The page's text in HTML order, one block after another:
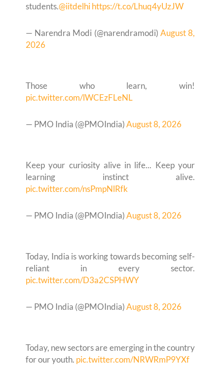
students.@iitdelhihttps://t.co/Lhuq4yUzJW
— Narendra Modi (@narendramodi) August 8,
2026
Those who learn, win!
pic.twitter.com/lWCEzFLeNL
— PMO India (@PMOIndia)August 8, 2026
Keep your curiosity alive in life... Keep your
learning instinct alive.
pic.twitter.com/nsPmpNlRfk
— PMO India (@PMOIndia)August 8, 2026
Today, India is working towards becoming self-
reliant in every sector.
pic.twitter.com/D3a2CSPHWY
— PMO India (@PMOIndia)August 8, 2026
Today, new sectors are emerging in the country
for our youth. pic.twitter.com/NRWRmP9YXf